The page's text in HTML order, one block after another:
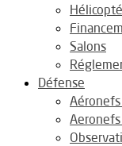
Salons
Défense